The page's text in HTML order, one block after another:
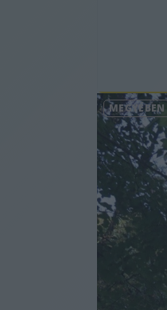
MEGYÉBEN